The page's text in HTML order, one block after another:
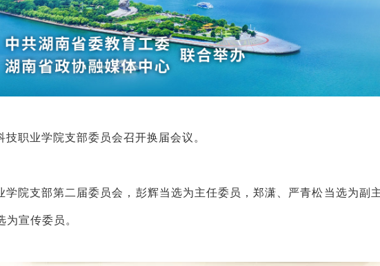
职业学院支部委员会召开换届会议。
院支部第二届委员会，彭辉当选为主任委员，郑潇、严青松当选为副
宣传委员。